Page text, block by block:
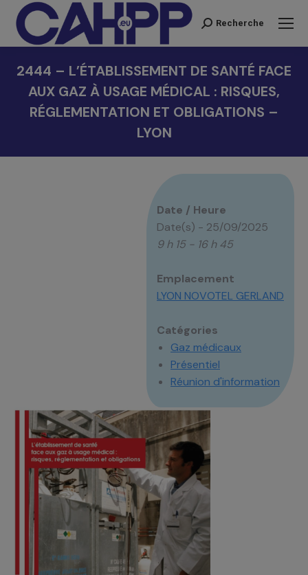
Recherche
Recherche
2444 – L’ÉTABLISSEMENT DE SANTÉ FACE
AUX GAZ À USAGE MÉDICAL : RISQUES,
RÉGLEMENTATION ET OBLIGATIONS –
LYON
Date / Heure
Date(s) - 25/09/2025
9 h 15 - 16 h 45
Emplacement
LYON NOVOTEL GERLAND
Catégories
Gaz médicaux
Présentiel
Réunion d'information